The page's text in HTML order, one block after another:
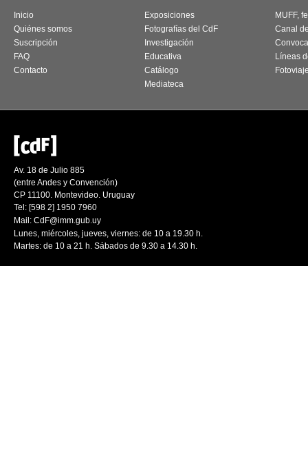
Inicio
Quiénes somos
Suscripción
FAQ
Contacto
Exposiciones
Fotografías del CdF
Investigación
Educativa
Catálogo
Mediateca
MUFF,
Canal
Líneas
Av. 18 de Julio 885
(entre Andes y Convención)
CP 11100. Montevideo. Uruguay
Tel: [598 2] 1950 7960
Mail: CdF@imm.gub.uy
Lunes, miércoles, jueves, viernes: de 10 a 19.30 h.
Martes: de 10 a 21 h. Sábados de 9.30 a 14.30 h.